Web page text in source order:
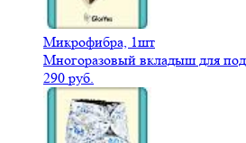
Микрофибра, 1шт
Многоразовый вкладыш для
290 руб.